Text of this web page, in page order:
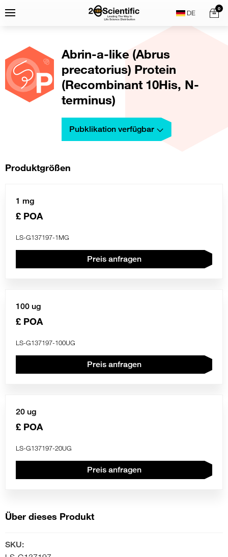
toMenu
Home
0
Abrin-a-like (Abrus
precatorius) Protein
(Recombinant 10His, N-
terminus)
Pubklikation verfügbar
Produktgrößen
1 mg
£ POA
LS-G137197-1MG
Preis anfragen
100 ug
£ POA
LS-G137197-100UG
Preis anfragen
20 ug
£ POA
LS-G137197-20UG
Preis anfragen
Über dieses Produkt
SKU: